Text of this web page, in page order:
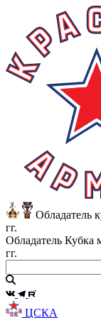
Обладатель
гг.
Обладатель Кубка
гг.
ЦСКА